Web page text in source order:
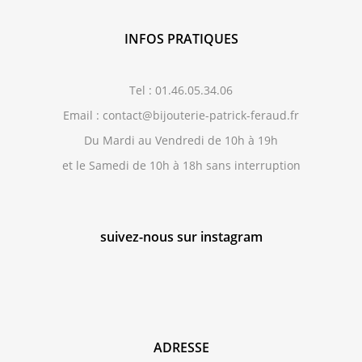
INFOS PRATIQUES
Tel : 01.46.05.34.06
Email : contact@bijouterie-patrick-feraud.fr
Du Mardi au Vendredi de 10h à 19h
et le Samedi de 10h à 18h sans interruption
suivez-nous sur instagram
ADRESSE